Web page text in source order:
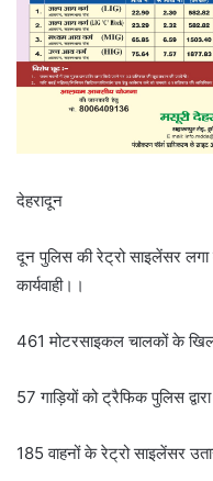
देहरादून
दून पुलिस की रेट्रो साइलेंसर
कार्यवाही।।
461 मोटरसाइकल चालकों के
57 गाड़ियों को ट्रैफिक पुलिस
185 वाहनों के रेट्रो साइलेंसर